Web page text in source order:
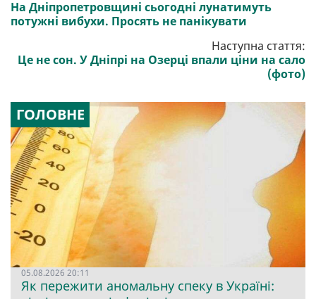
На Дніпропетровщині сьогодні лунатимуть
потужні вибухи. Просять не панікувати
Наступна стаття:
Це не сон. У Дніпрі на Озерці впали ціни на сало
(фото)
ГОЛОВНЕ
05.08.2026 20:11
Як пережити аномальну спеку в Україні: